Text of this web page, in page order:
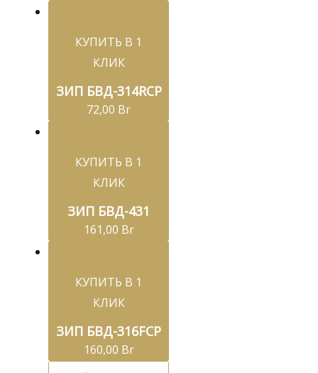
КУПИТЬ В 1
КЛИК
ЗИП БВД-314RCP
72,00 Br
КУПИТЬ В 1
КЛИК
ЗИП БВД-431
161,00 Br
КУПИТЬ В 1
КЛИК
ЗИП БВД-316FCP
160,00 Br